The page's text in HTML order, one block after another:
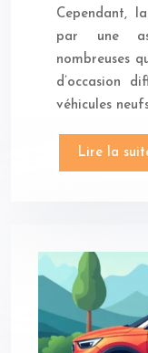
Cependant,
par une
nombreuses
d’occasion
véhicules
Lire la